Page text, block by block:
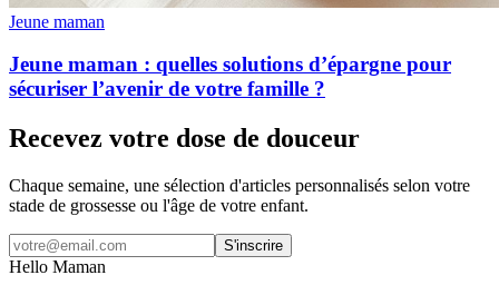
Jeune maman
Jeune maman : quelles solutions d’épargne pour
sécuriser l’avenir de votre famille ?
Recevez votre dose de douceur
Chaque semaine, une sélection d'articles personnalisés selon votre
stade de grossesse ou l'âge de votre enfant.
S'inscrire
Hello Maman